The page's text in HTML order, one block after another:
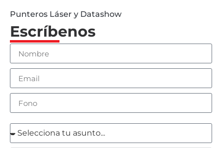
Punteros Láser y Datashow
Escríbenos